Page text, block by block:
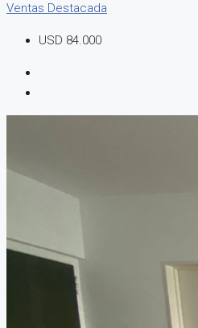
Ventas Destacada
USD 84.000